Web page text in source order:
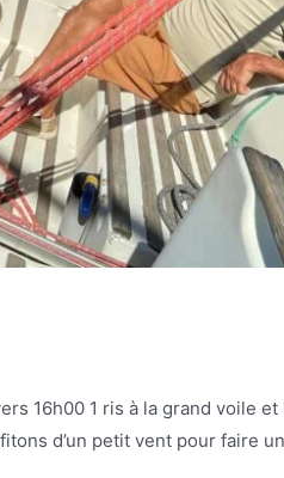
16h00 1 ris à la grand voile
d’un petit vent pour faire